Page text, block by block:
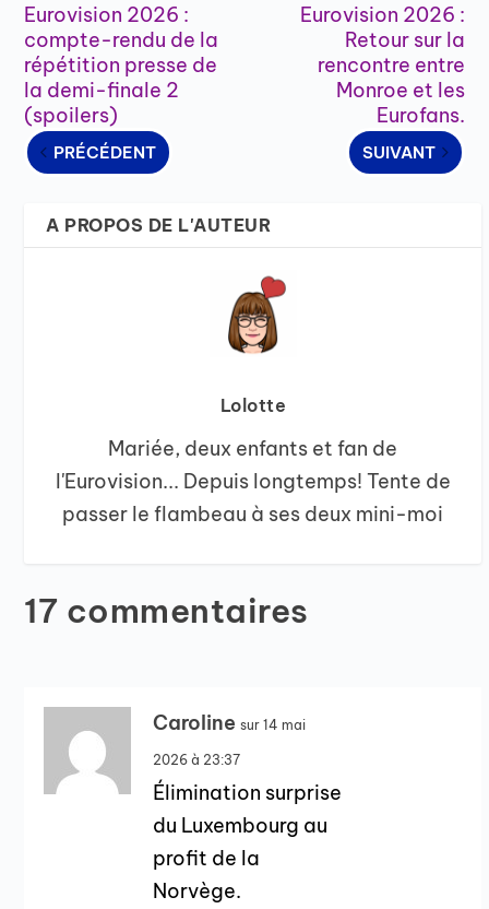
Eurovision 2026 :
compte-rendu de la
répétition presse de
la demi-finale 2
(spoilers)
PRÉCÉDENT
Eurovision 2026 :
Retour sur la
rencontre entre
Monroe et les
Eurofans.
SUIVANT
A PROPOS DE L'AUTEUR
Lolotte
Mariée, deux enfants et fan de
l'Eurovision... Depuis longtemps! Tente de
passer le flambeau à ses deux mini-moi
17 commentaires
Caroline sur 14 mai
2026 à 23:37
Élimination surprise
du Luxembourg au
profit de la
Norvège.